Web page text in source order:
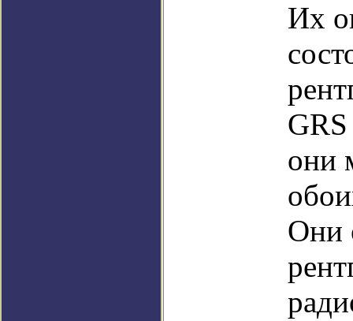
Их
они
Они